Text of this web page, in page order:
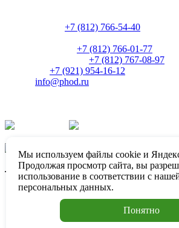
+7 (812) 766-54-40
+7 (812) 766-01-77
+7 (812) 767-08-97
+7 (921) 954-16-12
info@phod.ru
Facebook
2016-2025 © ООО «Поликлиника
детективов»
Находясь на данном ресурсе вы даете
своихперсональных
Мы используем файлы cookie и
Продолжая просмотр сайта, вы
использование в соответствии с
персональных данных.
Понятно